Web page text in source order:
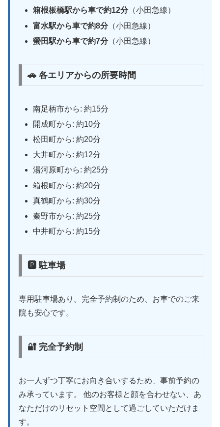
箱根板橋駅から車で約12分（小田急線）
富水駅から車で約8分（小田急線）
螢田駅から車で約7分（小田急線）
🚗 各エリアからの所要時間
南足柄市から: 約15分
開成町から: 約10分
松田町から: 約20分
大井町から: 約12分
湯河原町から: 約25分
箱根町から: 約20分
真鶴町から: 約30分
秦野市から: 約25分
中井町から: 約15分
🅿 駐車場
専用駐車場あり。完全予約制のため、お車でのご来
院も安心です。
🔐 完全予約制
お一人ずつ丁寧にお向き合いするため、事前予約の
み承っています。 他のお客様と顔を合わせない、あ
なただけのリセット空間として過ごしていただけま
す。